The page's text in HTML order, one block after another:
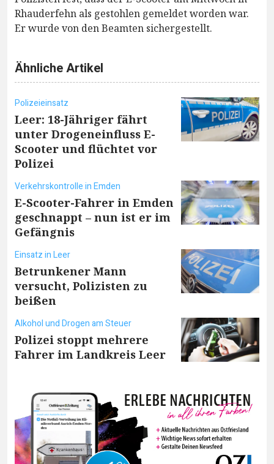
Rhauderfehn als gestohlen gemeldet worden war.
Er wurde von den Beamten sichergestellt.
Ähnliche Artikel
Polizeieinsatz
Leer: 18-Jähriger fährt
unter Drogeneinfluss E-
Scooter und flüchtet vor
Polizei
Verkehrskontrolle in Emden
E-Scooter-Fahrer in Emden
geschnappt – nun ist er im
Gefängnis
Einsatz in Leer
Betrunkener Mann
versucht, Polizisten zu
beißen
Alkohol und Drogen am Steuer
Polizei stoppt mehrere
Fahrer im Landkreis Leer